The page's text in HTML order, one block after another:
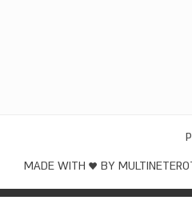
MADE WITH ♥️ BY MULTINET